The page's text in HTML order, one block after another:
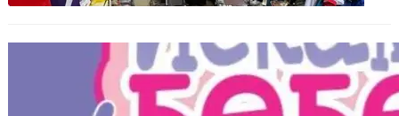
Инвитро подкрепата под въпрос? „Искам
бебе“ се обяви срещу прехвърлянето на
Центъра към НЗОК